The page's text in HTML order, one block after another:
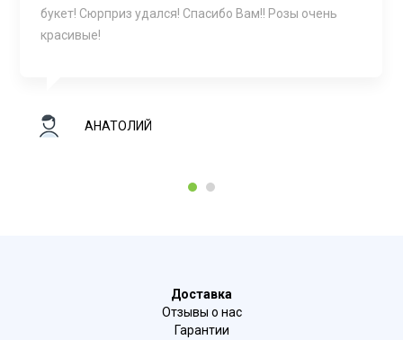
букет! Сюрприз удался! Спасибо Вам!! Розы очень
красивые!
АНАТОЛИЙ
1 2
Доставка
Отзывы о нас
Гарантии